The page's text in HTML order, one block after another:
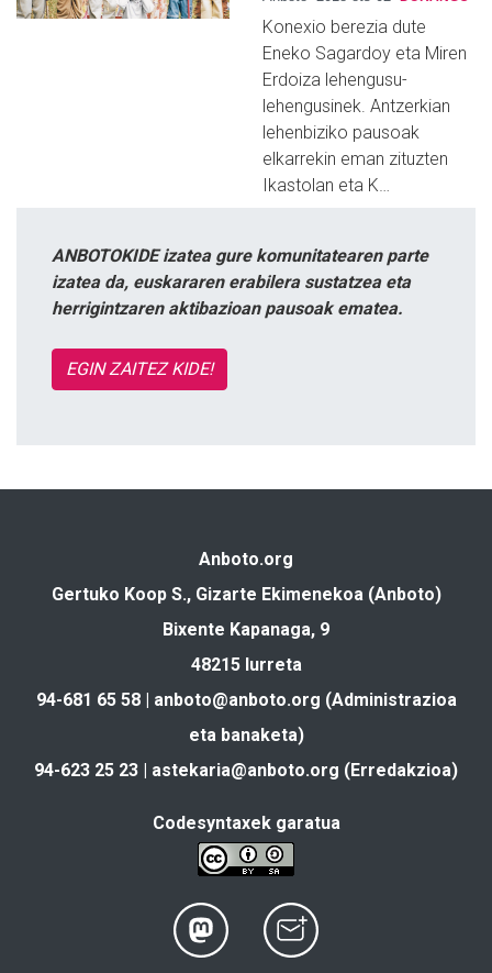
Konexio berezia dute
Eneko Sagardoy eta Miren
Erdoiza lehengusu-
lehengusinek. Antzerkian
lehenbiziko pausoak
elkarrekin eman zituzten
Ikastolan eta K…
ANBOTOKIDE izatea gure komunitatearen parte
izatea da, euskararen erabilera sustatzea eta
herrigintzaren aktibazioan pausoak ematea.
EGIN ZAITEZ KIDE!
Anboto.org
Gertuko Koop S., Gizarte Ekimenekoa (Anboto)
Bixente Kapanaga, 9
48215 Iurreta
94-681 65 58 | anboto@anboto.org (Administrazioa
eta banaketa)
94-623 25 23 | astekaria@anboto.org (Erredakzioa)
Codesyntaxek garatua